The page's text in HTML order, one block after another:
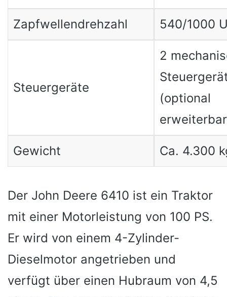
Zapfwellendrehzahl 540/1000
Steuergeräte
2
(optional
Gewicht Ca. 4.300
Der John Deere 6410 ist ein Traktor
mit einer Motorleistung von 100 PS.
Er wird von einem 4-Zylinder-
Dieselmotor angetrieben und
verfügt über einen Hubraum von 4,5